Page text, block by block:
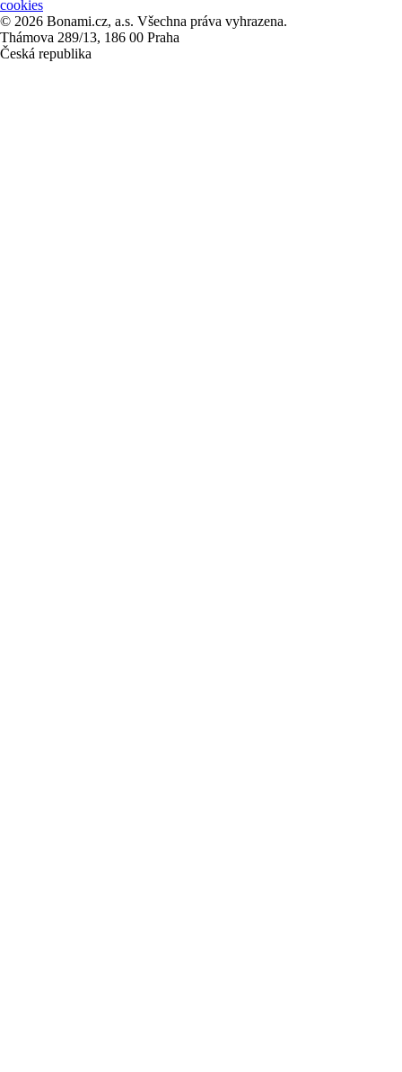
cookies
© 2026 Bonami.cz, a.s. Všechna práva vyhrazena.
Thámova 289/13, 186 00 Praha
Česká republika